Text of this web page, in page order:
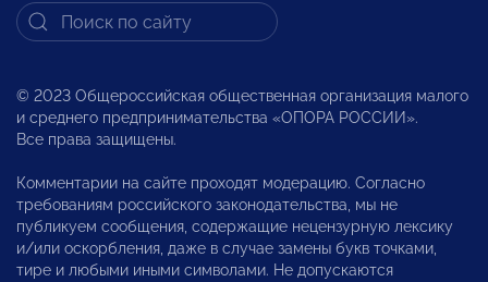
© 2023 Общероссийская общественная организация малого
и среднего предпринимательства «ОПОРА РОССИИ».
Все права защищены.
Комментарии на сайте проходят модерацию. Согласно
требованиям российского законодательства, мы не
публикуем сообщения, содержащие нецензурную лексику
и/или оскорбления, даже в случае замены букв точками,
тире и любыми иными символами. Не допускаются